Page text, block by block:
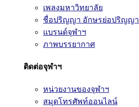
เพลงมหาวิทยาลัย
ชื่อปริญญา อักษรย่อปริญญา
แบรนด์จุฬาฯ
ภาพบรรยากาศ
ติดต่อจุฬาฯ
หน่วยงานของจุฬาฯ
สมุดโทรศัพท์ออนไลน์